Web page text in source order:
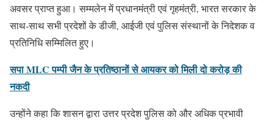
अवसर प्राप्त हुआ। सम्मलेन में प्रधानमंत्री एवं गृहमंत्री, भारत सरकार के
साथ-साथ सभी प्रदेशों के डीजी, आईजी एवं पुलिस संस्थानों के निदेशक व
प्रतिनिधि सम्मिलित हुए।
सपा MLC पम्पी जैन के प्रतिष्ठानों से आयकर को मिली दो करोड़ की
नकदी
उन्होंने कहा कि शासन द्वारा उत्तर प्रदेश पुलिस को और अधिक प्रभावी